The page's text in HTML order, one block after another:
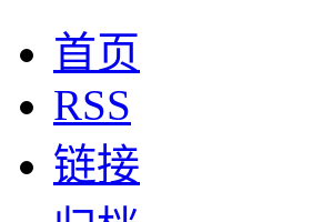
首页
RSS
链接